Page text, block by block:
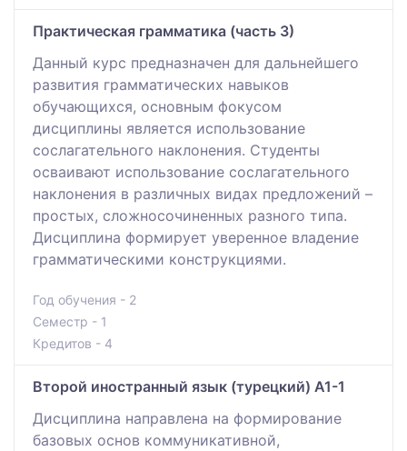
Практическая грамматика (часть 3)
Данный курс предназначен для дальнейшего
развития грамматических навыков
обучающихся, основным фокусом
дисциплины является использование
сослагательного наклонения. Студенты
осваивают использование сослагательного
наклонения в различных видах предложений –
простых, сложносочиненных разного типа.
Дисциплина формирует уверенное владение
грамматическими конструкциями.
Год обучения - 2
Семестр - 1
Кредитов - 4
Второй иностранный язык (турецкий) A1-1
Дисциплина направлена на формирование
базовых основ коммуникативной,